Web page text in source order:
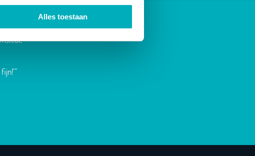
Alles toestaan